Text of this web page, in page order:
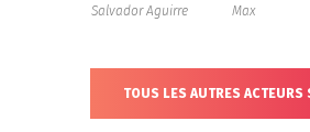
Salvador Aguirre
Max
TOUS LES AUTRES ACTEURS